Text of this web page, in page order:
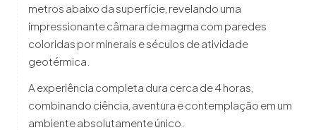
metros abaixo da superfície, revelando uma
impressionante câmara de magma com paredes
coloridas por minerais e séculos de atividade
geotérmica.
A experiência completa dura cerca de 4 horas,
combinando ciência, aventura e contemplação em um
ambiente absolutamente único.